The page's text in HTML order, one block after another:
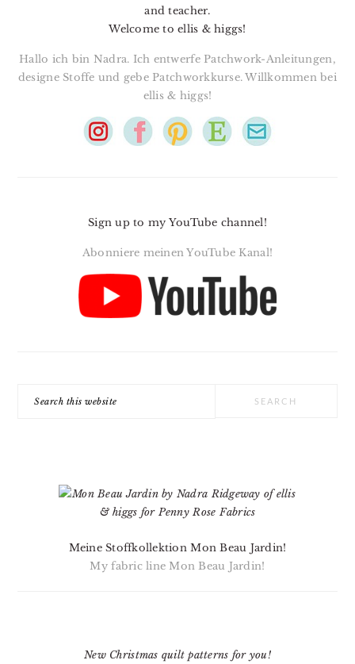
and teacher.
Welcome to ellis & higgs!
Hallo ich bin Nadra. Ich entwerfe Patchwork-Anleitungen,
designe Stoffe und gebe Patchworkkurse. Willkommen bei
ellis & higgs!
Sign up to my YouTube channel!
Abonniere meinen YouTube Kanal!
Meine Stoffkollektion Mon Beau Jardin!
My fabric line Mon Beau Jardin!
New Christmas quilt patterns for you!